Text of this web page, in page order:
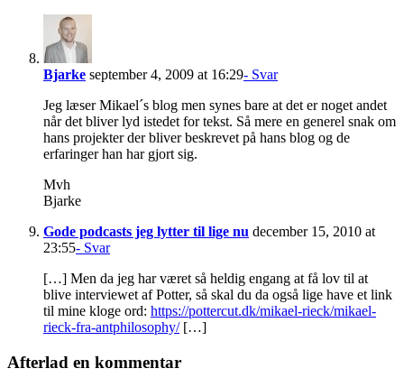
Bjarke september 4, 2009 at 16:29- Svar
Jeg læser Mikael´s blog men synes bare at det er noget andet
når det bliver lyd istedet for tekst. Så mere en generel snak om
hans projekter der bliver beskrevet på hans blog og de
erfaringer han har gjort sig.
Mvh
Bjarke
Gode podcasts jeg lytter til lige nu december 15, 2010 at
23:55- Svar
[…] Men da jeg har været så heldig engang at få lov til at
blive interviewet af Potter, så skal du da også lige have et link
til mine kloge ord: https://pottercut.dk/mikael-rieck/mikael-
rieck-fra-antphilosophy/[…]
Afterlad en kommentar